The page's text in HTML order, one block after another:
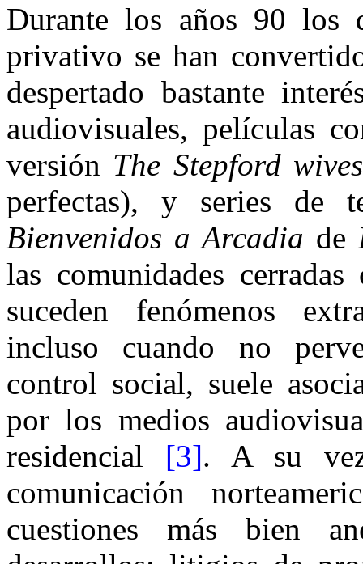
Durante los años 90 los
privativo se han
despertado bastante
audiovisuales, películas
versión The Stepford
perfectas), y series de
Bienvenidos a Arcadia de
las comunidades
suceden fenómenos
incluso cuando no
control social, suele
por los medios
residencial [3]. A su
comunicación
cuestiones más bien